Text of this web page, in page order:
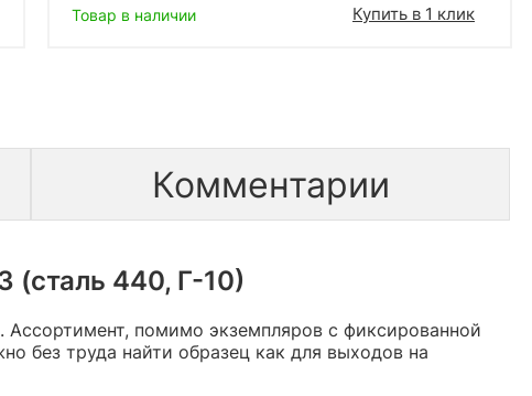
Товар в наличии Купить в 1 клик
Комментарии
(сталь 440, Г-10)
помимо экземпляров с фиксированной
без труда найти образец как для выходов на